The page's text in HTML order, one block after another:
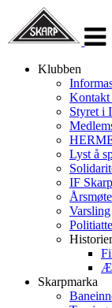
Klubben
Kontakt
Styret i
Lyst å
IF
Årsmøte
Varsling
Skarpmarka